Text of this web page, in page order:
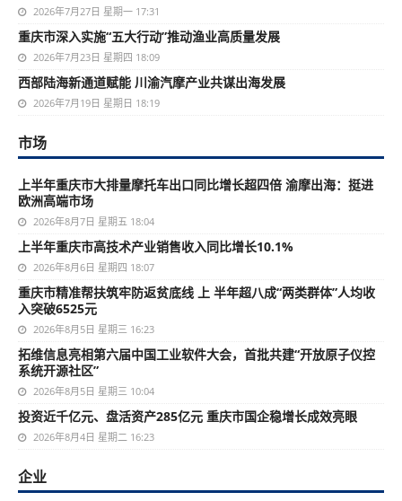
2026年7月27日 星期一 17:31
重庆市深入实施“五大行动”推动渔业高质量发展
2026年7月23日 星期四 18:09
西部陆海新通道赋能 川渝汽摩产业共谋出海发展
2026年7月19日 星期日 18:19
市场
上半年重庆市大排量摩托车出口同比增长超四倍 渝摩出海：挺进
欧洲高端市场
2026年8月7日 星期五 18:04
上半年重庆市高技术产业销售收入同比增长10.1%
2026年8月6日 星期四 18:07
重庆市精准帮扶筑牢防返贫底线 上 半年超八成“两类群体”人均收
入突破6525元
2026年8月5日 星期三 16:23
拓维信息亮相第六届中国工业软件大会，首批共建“开放原子仪控
系统开源社区”
2026年8月5日 星期三 10:04
投资近千亿元、盘活资产285亿元 重庆市国企稳增长成效亮眼
2026年8月4日 星期二 16:23
企业